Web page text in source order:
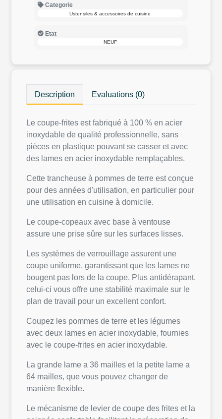
Categorie
Ustensiles & accessoires de cuisine
Etat
NEUF
Description Evaluations (0)
Le coupe-frites est fabriqué à 100 % en acier
inoxydable de qualité professionnelle, sans
pièces en plastique pouvant se casser et avec
des lames en acier inoxydable remplaçables.
Cette trancheuse à pommes de terre est conçue
pour des années d'utilisation, en particulier pour
une utilisation en cuisine à domicile.
Le coupe-copeaux avec base à ventouse
assure une prise sûre sur les surfaces lisses.
Les systèmes de verrouillage assurent une
coupe uniforme, garantissant que les lames ne
bougent pas lors de la coupe. Plus antidérapant,
celui-ci vous offre une stabilité maximale sur le
plan de travail pour un excellent confort.
Coupez les pommes de terre et les légumes
avec deux lames en acier inoxydable, fournies
avec le coupe-frites en acier inoxydable.
La grande lame a 36 mailles et la petite lame a
64 mailles, que vous pouvez changer de
manière flexible.
Le mécanisme de levier de coupe des frites et la